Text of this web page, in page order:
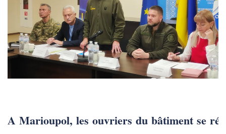
A Marioupol, les ouvriers du bâtiment se